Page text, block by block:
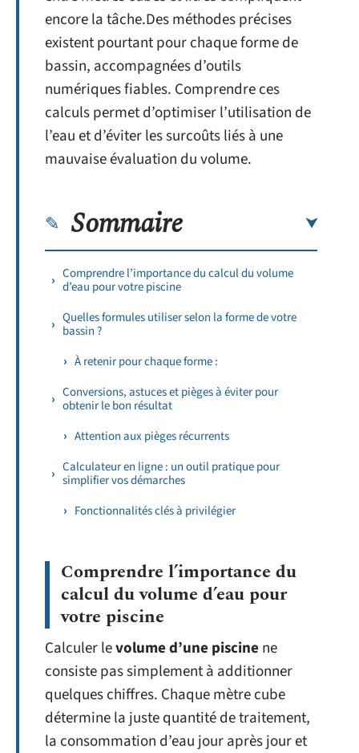
encore la tâche.Des méthodes précises
existent pourtant pour chaque forme de
bassin, accompagnées d’outils
numériques fiables. Comprendre ces
calculs permet d’optimiser l’utilisation de
l’eau et d’éviter les surcoûts liés à une
mauvaise évaluation du volume.
Sommaire
Comprendre l’importance du calcul du volume
d’eau pour votre piscine
Quelles formules utiliser selon la forme de votre
bassin ?
À retenir pour chaque forme :
Conversions, astuces et pièges à éviter pour
obtenir le bon résultat
Attention aux pièges récurrents
Calculateur en ligne : un outil pratique pour
simplifier vos démarches
Fonctionnalités clés à privilégier
Comprendre l’importance du
calcul du volume d’eau pour
votre piscine
Calculer levolume d’une piscine ne
consiste pas simplement à additionner
quelques chiffres. Chaque mètre cube
détermine la juste quantité de traitement,
la consommation d’eau jour après jour et